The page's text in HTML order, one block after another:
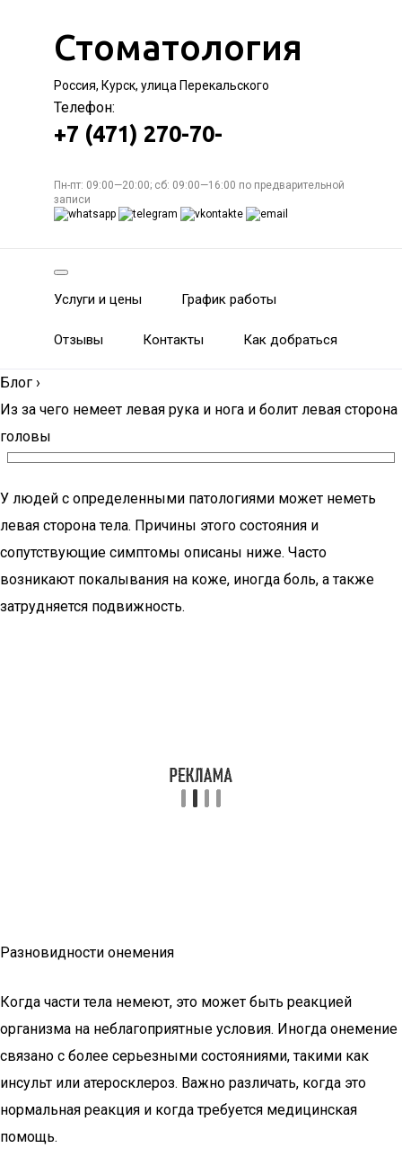
Стоматология
Россия, Курск, улица Перекальского
Телефон:
+7 (471) 270-70-
Пн-пт: 09:00—20:00; сб: 09:00—16:00 по предварительной
записи
Услуги и цены График работы
Отзывы Контакты Как добраться
Блог ›
Из за чего немеет левая рука и нога и болит левая сторона
головы
У людей с определенными патологиями может неметь
левая сторона тела. Причины этого состояния и
сопутствующие симптомы описаны ниже. Часто
возникают покалывания на коже, иногда боль, а также
затрудняется подвижность.
Разновидности онемения
Когда части тела немеют, это может быть реакцией
организма на неблагоприятные условия. Иногда онемение
связано с более серьезными состояниями, такими как
инсульт или атеросклероз. Важно различать, когда это
нормальная реакция и когда требуется медицинская
помощь.